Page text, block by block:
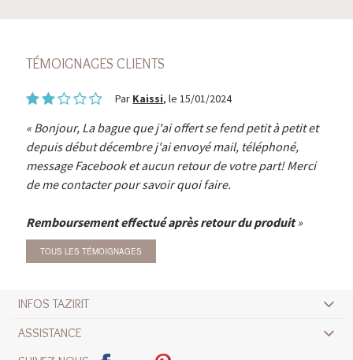
TÉMOIGNAGES CLIENTS
Par Kaissi, le 15/01/2024
Bonjour, La bague que j'ai offert se fend petit à petit et
depuis début décembre j'ai envoyé mail, téléphoné,
message Facebook et aucun retour de votre part! Merci
de me contacter pour savoir quoi faire.
Remboursement effectué après retour du produit
TOUS LES TÉMOIGNAGES
INFOS TAZIRIT
ASSISTANCE